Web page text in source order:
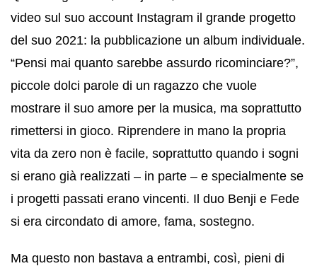
video sul suo account Instagram il grande progetto
del suo 2021: la pubblicazione un album individuale.
“Pensi mai quanto sarebbe assurdo ricominciare?”,
piccole dolci parole di un ragazzo che vuole
mostrare il suo amore per la musica, ma soprattutto
rimettersi in gioco. Riprendere in mano la propria
vita da zero non è facile, soprattutto quando i sogni
si erano già realizzati – in parte – e specialmente se
i progetti passati erano vincenti. Il duo Benji e Fede
si era circondato di amore, fama, sostegno.
Ma questo non bastava a entrambi, così, pieni di